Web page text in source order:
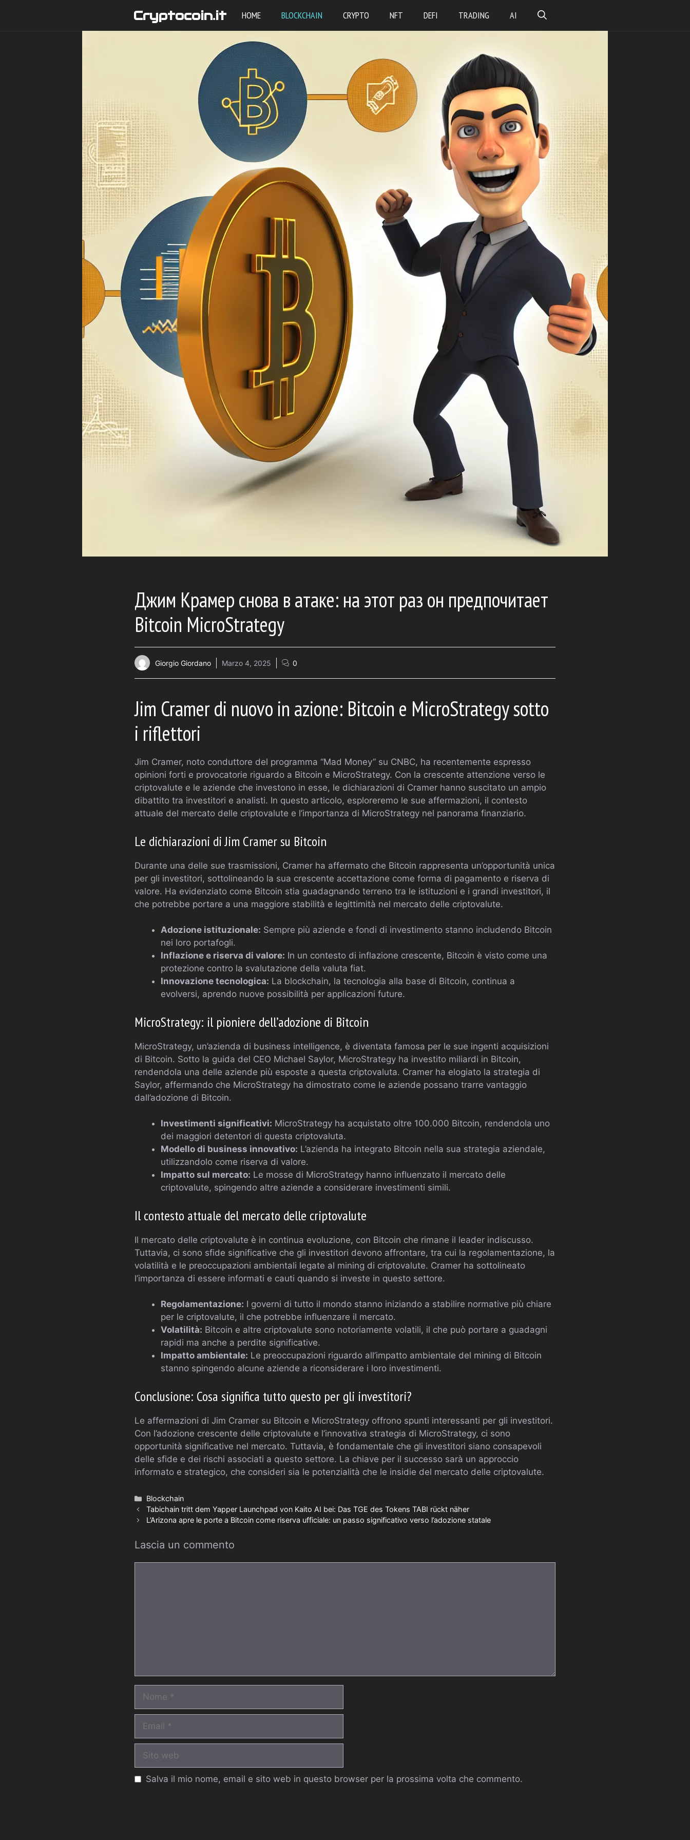
Cryptocoin.it HOME BLOCKCHAIN CRYPTO NFT DEFI TRADING AI
Джим Крамер снова в атаке: на этот раз он предпочитает
Bitcoin MicroStrategy
Giorgio Giordano Marzo 4, 2025 0
Jim Cramer di nuovo in azione: Bitcoin e MicroStrategy sotto
i riflettori
Jim Cramer, noto conduttore del programma “Mad Money” su CNBC, ha recentemente espresso
opinioni forti e provocatorie riguardo a Bitcoin e MicroStrategy. Con la crescente attenzione verso le
criptovalute e le aziende che investono in esse, le dichiarazioni di Cramer hanno suscitato un ampio
dibattito tra investitori e analisti. In questo articolo, esploreremo le sue affermazioni, il contesto
attuale del mercato delle criptovalute e l’importanza di MicroStrategy nel panorama finanziario.
Le dichiarazioni di Jim Cramer su Bitcoin
Durante una delle sue trasmissioni, Cramer ha affermato che Bitcoin rappresenta un’opportunità unica
per gli investitori, sottolineando la sua crescente accettazione come forma di pagamento e riserva di
valore. Ha evidenziato come Bitcoin stia guadagnando terreno tra le istituzioni e i grandi investitori, il
che potrebbe portare a una maggiore stabilità e legittimità nel mercato delle criptovalute.
Adozione istituzionale: Sempre più aziende e fondi di investimento stanno includendo Bitcoin
nei loro portafogli.
Inflazione e riserva di valore: In un contesto di inflazione crescente, Bitcoin è visto come una
protezione contro la svalutazione della valuta fiat.
Innovazione tecnologica: La blockchain, la tecnologia alla base di Bitcoin, continua a
evolversi, aprendo nuove possibilità per applicazioni future.
MicroStrategy: il pioniere dell’adozione di Bitcoin
MicroStrategy, un’azienda di business intelligence, è diventata famosa per le sue ingenti acquisizioni
di Bitcoin. Sotto la guida del CEO Michael Saylor, MicroStrategy ha investito miliardi in Bitcoin,
rendendola una delle aziende più esposte a questa criptovaluta. Cramer ha elogiato la strategia di
Saylor, affermando che MicroStrategy ha dimostrato come le aziende possano trarre vantaggio
dall’adozione di Bitcoin.
Investimenti significativi: MicroStrategy ha acquistato oltre 100.000 Bitcoin, rendendola uno
dei maggiori detentori di questa criptovaluta.
Modello di business innovativo: L’azienda ha integrato Bitcoin nella sua strategia aziendale,
utilizzandolo come riserva di valore.
Impatto sul mercato: Le mosse di MicroStrategy hanno influenzato il mercato delle
criptovalute, spingendo altre aziende a considerare investimenti simili.
Il contesto attuale del mercato delle criptovalute
Il mercato delle criptovalute è in continua evoluzione, con Bitcoin che rimane il leader indiscusso.
Tuttavia, ci sono sfide significative che gli investitori devono affrontare, tra cui la regolamentazione, la
volatilità e le preoccupazioni ambientali legate al mining di criptovalute. Cramer ha sottolineato
l’importanza di essere informati e cauti quando si investe in questo settore.
Regolamentazione: I governi di tutto il mondo stanno iniziando a stabilire normative più chiare
per le criptovalute, il che potrebbe influenzare il mercato.
Volatilità: Bitcoin e altre criptovalute sono notoriamente volatili, il che può portare a guadagni
rapidi ma anche a perdite significative.
Impatto ambientale: Le preoccupazioni riguardo all’impatto ambientale del mining di Bitcoin
stanno spingendo alcune aziende a riconsiderare i loro investimenti.
Conclusione: Cosa significa tutto questo per gli investitori?
Le affermazioni di Jim Cramer su Bitcoin e MicroStrategy offrono spunti interessanti per gli investitori.
Con l’adozione crescente delle criptovalute e l’innovativa strategia di MicroStrategy, ci sono
opportunità significative nel mercato. Tuttavia, è fondamentale che gli investitori siano consapevoli
delle sfide e dei rischi associati a questo settore. La chiave per il successo sarà un approccio
informato e strategico, che consideri sia le potenzialità che le insidie del mercato delle criptovalute.
Categorie
Blockchain
Tabichain tritt dem Yapper Launchpad von Kaito AI bei: Das TGE des Tokens TABI rückt näher
L’Arizona apre le porte a Bitcoin come riserva ufficiale: un passo significativo verso l’adozione statale
Lascia un commento
web
Salva il mio nome, email e sito web in questo browser per la prossima volta che commento.